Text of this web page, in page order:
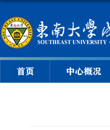
首页 中心概况